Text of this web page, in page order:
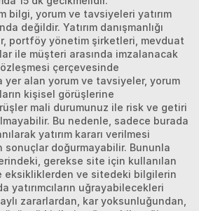
bilgi, yorum ve tavsiyeleri yatırım
değildir. Yatırım danışmanlığı
portföy yönetim şirketleri, mevduat
ile müşteri arasında imzalanacak
çerçevesinde
yer alan yorum ve tavsiyeler, yorum
kişisel görüşlerine
mali durumunuz ile risk ve getiri
Bu nedenle, sadece burada
yatırım kararı verilmesi
doğurmayabilir. Bununla
gerekse site için kullanılan
eksikliklerden ve sitedeki bilgilerin
yatırımcıların uğrayabilecekleri
zararlardan, kar yoksunluğundan,